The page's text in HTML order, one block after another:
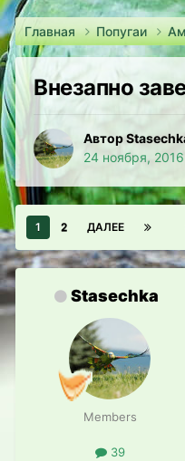
Главная Попугаи
Внезапно
Автор
24 ноября, 2016
1 2 ДАЛЕЕ
Stasechka
Members
39